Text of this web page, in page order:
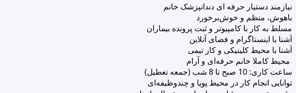
نیازمند دستیار حرفه ای دندانپزشک خانم
باهوش، منظم و خوش‌برخورد
مسلط به کار با کامپیوتر و ثبت پرونده بیماران
آشنا با اینستاگرام و فضای آنلاین
آشنا با محیط کلینیکی و کار تیمی
‍ محیط کاملا خانم حرفه‌ای و آرام
ساعت کاری: 10 صبح تا 8 شب (جمعه تعطیل)
توانایی انجام کار در محیط پویا و چندوظیفه‌ای